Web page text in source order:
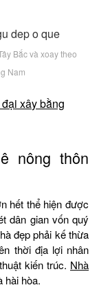
Bắc và xoay theo
Nam
xây bằng
nông thôn
hết thể hiện được
dân gian vốn quý
đẹp phải kế thừa
thời địa lợi nhân
kiến trúc. Nhà
hài hòa.